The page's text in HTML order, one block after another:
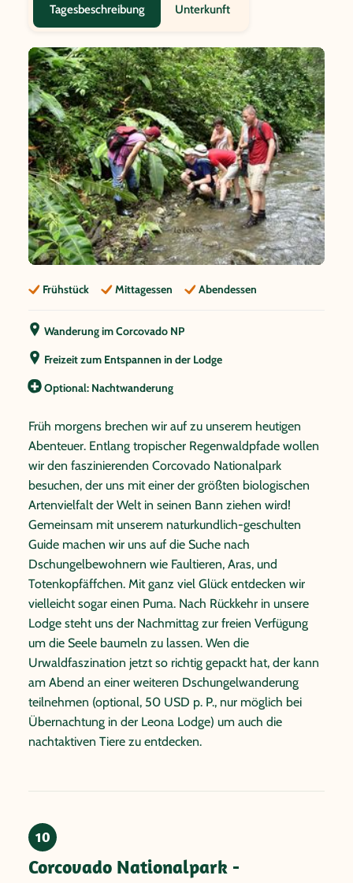
Tagesbeschreibung Unterkunft
Frühstück Mittagessen Abendessen
Wanderung im Corcovado NP
Freizeit zum Entspannen in der Lodge
Optional: Nachtwanderung
Früh morgens brechen wir auf zu unserem heutigen
Abenteuer. Entlang tropischer Regenwaldpfade wollen
wir den faszinierenden Corcovado Nationalpark
besuchen, der uns mit einer der größten biologischen
Artenvielfalt der Welt in seinen Bann ziehen wird!
Gemeinsam mit unserem naturkundlich-geschulten
Guide machen wir uns auf die Suche nach
Dschungelbewohnern wie Faultieren, Aras, und
Totenkopfäffchen. Mit ganz viel Glück entdecken wir
vielleicht sogar einen Puma. Nach Rückkehr in unsere
Lodge steht uns der Nachmittag zur freien Verfügung
um die Seele baumeln zu lassen. Wen die
Urwaldfaszination jetzt so richtig gepackt hat, der kann
am Abend an einer weiteren Dschungelwanderung
teilnehmen (optional, 50 USD p. P., nur möglich bei
Übernachtung in der Leona Lodge) um auch die
nachtaktiven Tiere zu entdecken.
10
Corcovado Nationalpark -